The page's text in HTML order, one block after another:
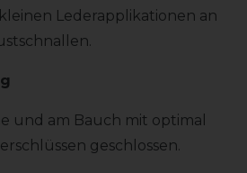
Lederapplikationen an
und am Bauch mit optimal
geschlossen.